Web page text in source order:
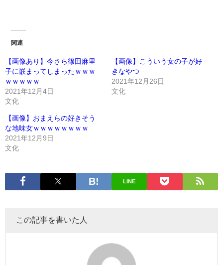
関連
【画像あり】今さら篠田麻里
子に嵌まってしまったｗｗｗ
ｗｗｗｗｗ
2021年12月4日
文化
【画像】こういう女の子が好
きなやつ
2021年12月26日
文化
【画像】おまえらの好きそう
な地味女ｗｗｗｗｗｗｗｗ
2021年12月9日
文化
LINE
この記事を書いた人